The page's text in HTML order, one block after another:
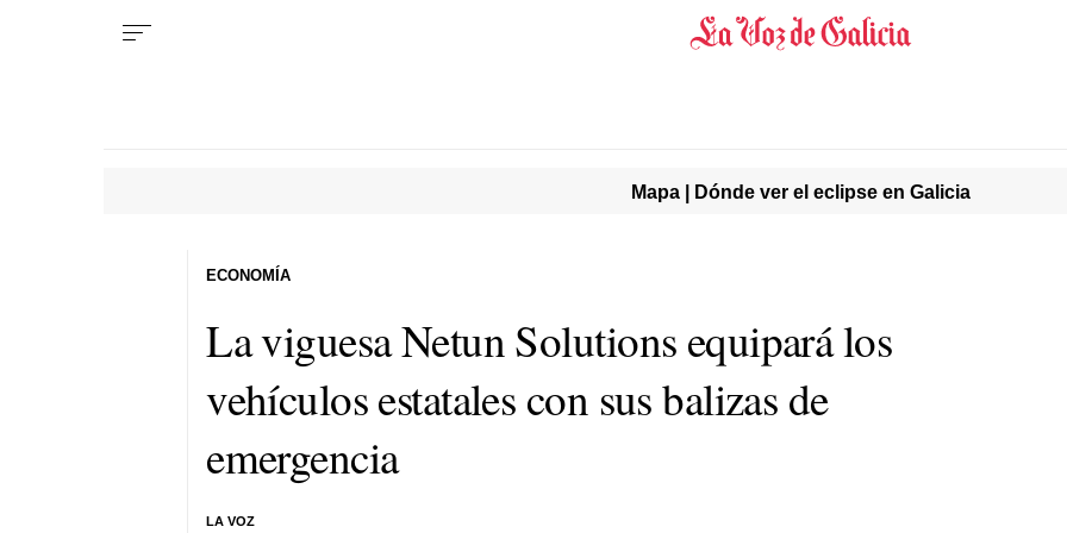
Mapa | Dónde ver el eclipse en Galicia
La viguesa Netun Solutions equipará los
vehículos estatales con sus balizas de
emergencia
LA VOZ
ECONOMÍA